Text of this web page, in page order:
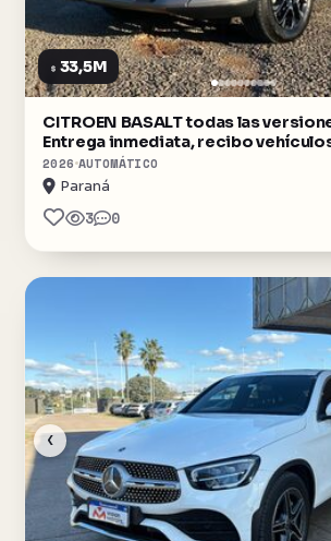
$ 33,5M
CITROEN BASALT todas las
Entrega inmediata, recibo
2026 AUTOMÁTICO
Paraná
3 0
‹